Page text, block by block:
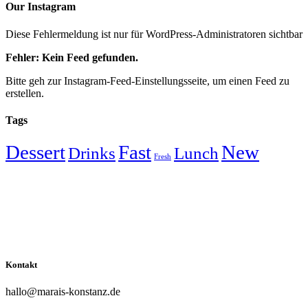
Our Instagram
Diese Fehlermeldung ist nur für WordPress-Administratoren sichtbar
Fehler: Kein Feed gefunden.
Bitte geh zur Instagram-Feed-Einstellungsseite, um einen Feed zu
erstellen.
Tags
DessertDrinksFast Fresh Lunch New
Kontakt
hallo@marais-konstanz.de